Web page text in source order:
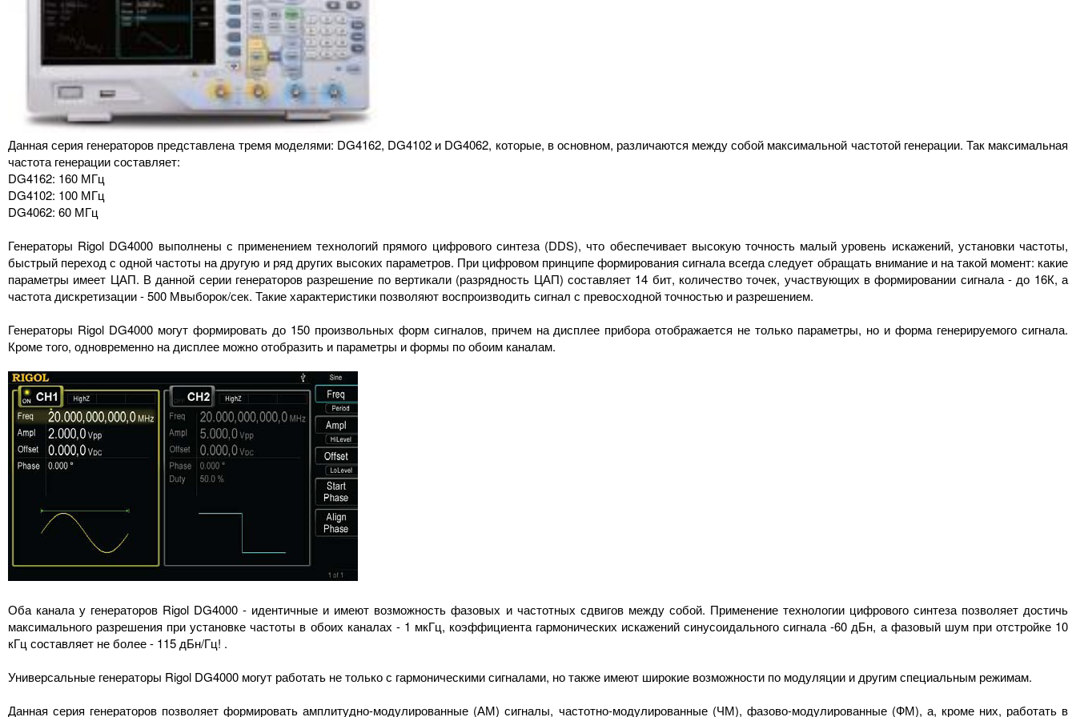
Данная серия генераторов представлена тремя моделями: DG4162, DG4102 и DG4062, которые, в основном, различаются между собой максимальной частотой генерации. Так максимальная
частота генерации составляет:
DG4162: 160 МГц
DG4102: 100 МГц
DG4062: 60 МГц
Генераторы Rigol DG4000 выполнены с применением технологий прямого цифрового синтеза (DDS), что обеспечивает высокую точность малый уровень искажений, установки частоты,
быстрый переход с одной частоты на другую и ряд других высоких параметров. При цифровом принципе формирования сигнала всегда следует обращать внимание и на такой момент: какие
параметры имеет ЦАП. В данной серии генераторов разрешение по вертикали (разрядность ЦАП) составляет 14 бит, количество точек, участвующих в формировании сигнала - до 16К, а
частота дискретизации - 500 Мвыборок/сек. Такие характеристики позволяют воспроизводить сигнал с превосходной точностью и разрешением.
Генераторы Rigol DG4000 могут формировать до 150 произвольных форм сигналов, причем на дисплее прибора отображается не только параметры, но и форма генерируемого сигнала.
Кроме того, одновременно на дисплее можно отобразить и параметры и формы по обоим каналам.
Оба канала у генераторов Rigol DG4000 - идентичные и имеют возможность фазовых и частотных сдвигов между собой. Применение технологии цифрового синтеза позволяет достичь
максимального разрешения при установке частоты в обоих каналах - 1 мкГц, коэффициента гармонических искажений синусоидального сигнала -60 дБн, а фазовый шум при отстройке 10
кГц составляет не более - 115 дБн/Гц! .
Универсальные генераторы Rigol DG4000 могут работать не только с гармоническими сигналами, но также имеют широкие возможности по модуляции и другим специальным режимам.
Данная серия генераторов позволяет формировать амплитудно-модулированные (АМ) сигналы, частотно-модулированные (ЧМ), фазово-модулированные (ФМ), а, кроме них, работать в